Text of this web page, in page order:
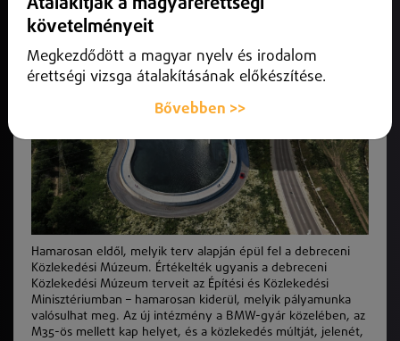
kiderül, melyik pályamunka valósulhat meg.
Hamarosan eldől, melyik terv alapján épül fel a debreceni
Közlekedési Múzeum. Értékelték ugyanis a debreceni
Közlekedési Múzeum terveit az Építési és Közlekedési
Minisztériumban – hamarosan kiderül, melyik pályamunka
valósulhat meg. Az új intézmény a BMW-gyár közelében, az
M35-ös mellett kap helyet, és a közlekedés múltját, jelenét,
Átalakítják a magyarérettségi
követelményeit
Megkezdődött a magyar nyelv és irodalom
érettségi vizsga átalakításának előkészítése.
Bővebben >>